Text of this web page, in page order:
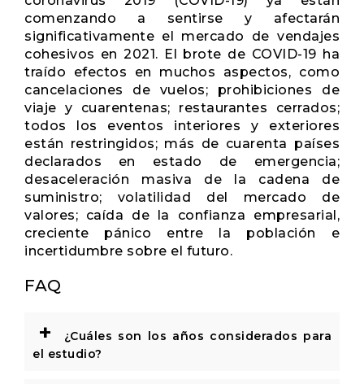
comenzando a sentirse y afectarán
significativamente el mercado de vendajes
cohesivos en 2021. El brote de COVID-19 ha
traído efectos en muchos aspectos, como
cancelaciones de vuelos; prohibiciones de
viaje y cuarentenas; restaurantes cerrados;
todos los eventos interiores y exteriores
están restringidos; más de cuarenta países
declarados en estado de emergencia;
desaceleración masiva de la cadena de
suministro; volatilidad del mercado de
valores; caída de la confianza empresarial,
creciente pánico entre la población e
incertidumbre sobre el futuro.
FAQ
+
¿Cuáles son los años considerados para
el estudio?